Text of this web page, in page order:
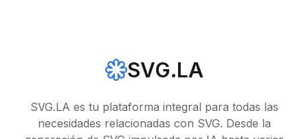
SVG.LA
SVG.LA es tu plataforma integral para todas las
necesidades relacionadas con SVG. Desde la